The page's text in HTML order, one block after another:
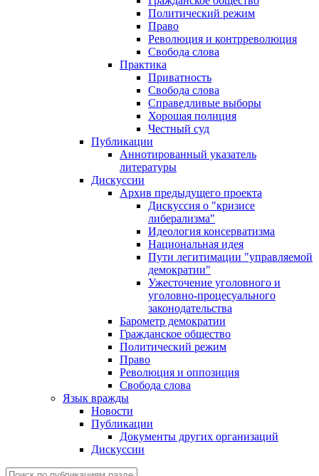
Политический режим
Право
Революция и контрреволюция
Свобода слова
Практика
Приватность
Свобода слова
Справедливые выборы
Хорошая полиция
Честный суд
Публикации
Аннотированный указатель
литературы
Дискуссии
Архив предыдущего проекта
Дискуссия о "кризисе
либерализма"
Идеология консерватизма
Национальная идея
Пути легитимации "управляемой
демократии"
Ужесточение уголовного и
уголовно-процесуального
законодательства
Барометр демократии
Гражданское общество
Политический режим
Право
Революция и оппозиция
Свобода слова
Язык вражды
Новости
Публикации
Документы других организаций
Дискуссии